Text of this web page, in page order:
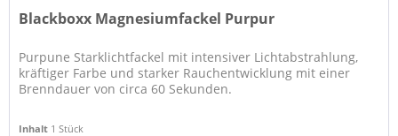
Blackboxx Magnesiumfackel Purpur
Purpune Starklichtfackel mit intensiver Lichtabstrahlung,
kräftiger Farbe und starker Rauchentwicklung mit einer
Brenndauer von circa 60 Sekunden.
Inhalt 1 Stück